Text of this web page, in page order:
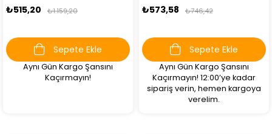
₺515,20 ₺1.159,20
Sepete Ekle
Aynı Gün Kargo Şansını
Kaçırmayın!
₺573,58 ₺746,42
Sepete Ekle
Aynı Gün Kargo Şansını
Kaçırmayın! 12:00’ye kadar
sipariş verin, hemen kargoya
verelim.